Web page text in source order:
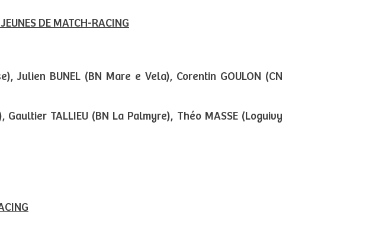
DE MATCH-RACING
Julien BUNEL (BN Mare e Vela), Corentin GOULON (CN
TALLIEU (BN La Palmyre), Théo MASSE (Loguivy